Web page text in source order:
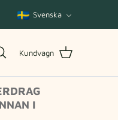
Språk
Svenska
Kundvagn
I